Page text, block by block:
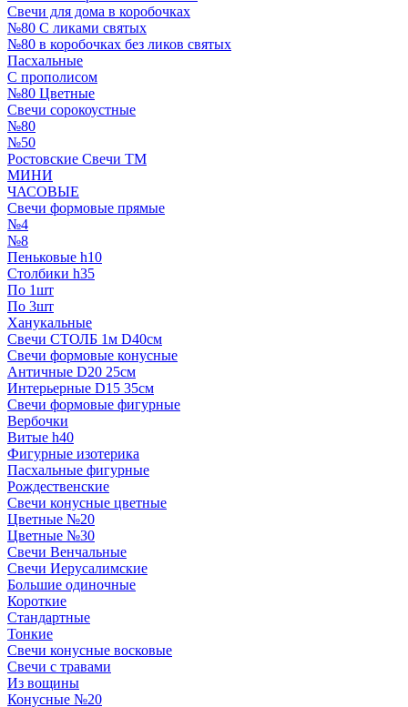
Свечи для дома в коробочках
№80 С ликами святых
№80 в коробочках без ликов святых
Пасхальные
С прополисом
№80 Цветные
Свечи сорокоустные
№80
№50
Ростовские Свечи ТМ
МИНИ
ЧАСОВЫЕ
Свечи формовые прямые
№4
№8
Пеньковые h10
Столбики h35
По 1шт
По 3шт
Ханукальные
Свечи СТОЛБ 1м D40см
Свечи формовые конусные
Античные D20 25см
Интерьерные D15 35см
Свечи формовые фигурные
Вербочки
Витые h40
Фигурные изотерика
Пасхальные фигурные
Рождественские
Свечи конусные цветные
Цветные №20
Цветные №30
Свечи Венчальные
Свечи Иерусалимские
Большие одиночные
Короткие
Стандартные
Тонкие
Свечи конусные восковые
Свечи с травами
Из вощины
Конусные №20